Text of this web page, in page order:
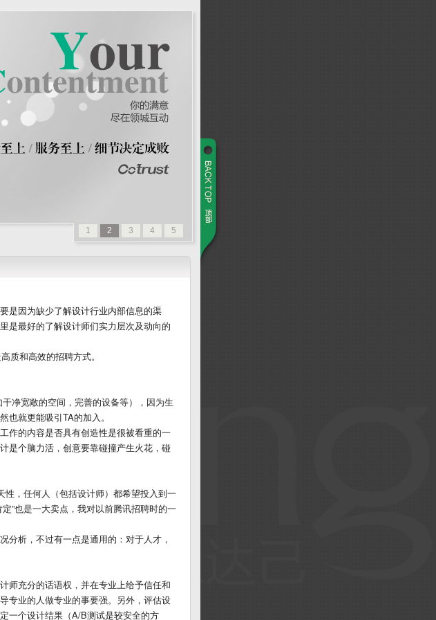
1 2 3 4 5
是因为缺少了解设计行业内部信息的渠
是最好的了解设计师们实力层次及动向的
质和高效的招聘方式。
净宽敞的空间，完善的设备等），因为生
就更能吸引TA的加入。
作的内容是否具有创造性是很被看重的一
是个脑力活，创意要靠碰撞产生火花，碰
性，任何人（包括设计师）都希望投入到一
”也是一大卖点，我对以前腾讯招聘时的一
分析，不过有一点是通用的：对于人才，
师充分的话语权，并在专业上给予信任和
专业的人做专业的事要强。另外，评估设
一个设计结果（A/B测试是较安全的方